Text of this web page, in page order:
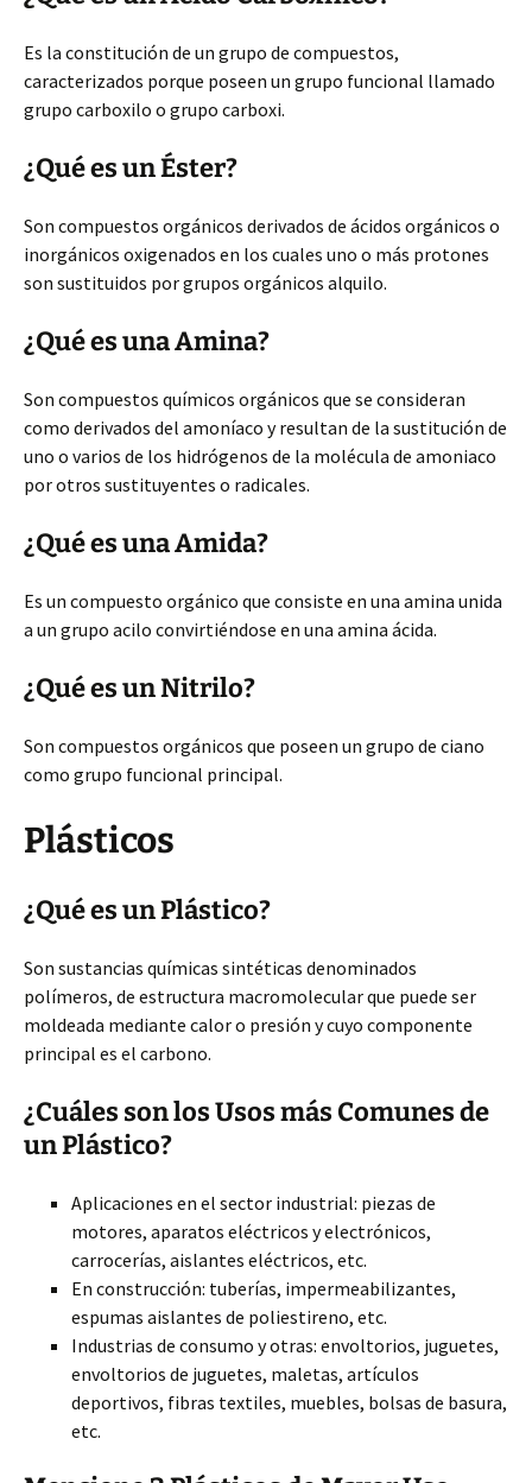
Es la constitución de un grupo de compuestos,
caracterizados porque poseen un grupo funcional llamado
grupo carboxilo o grupo carboxi.
¿Qué es un Éster?
Son compuestos orgánicos derivados de ácidos orgánicos o
inorgánicos oxigenados en los cuales uno o más protones
son sustituidos por grupos orgánicos alquilo.
¿Qué es una Amina?
Son compuestos químicos orgánicos que se consideran
como derivados del amoníaco y resultan de la sustitución de
uno o varios de los hidrógenos de la molécula de amoniaco
por otros sustituyentes o radicales.
¿Qué es una Amida?
Es un compuesto orgánico que consiste en una amina unida
a un grupo acilo convirtiéndose en una amina ácida.
¿Qué es un Nitrilo?
Son compuestos orgánicos que poseen un grupo de ciano
como grupo funcional principal.
Plásticos
¿Qué es un Plástico?
Son sustancias químicas sintéticas denominados
polímeros, de estructura macromolecular que puede ser
moldeada mediante calor o presión y cuyo componente
principal es el carbono.
¿Cuáles son los Usos más Comunes de
un Plástico?
Aplicaciones en el sector industrial: piezas de
motores, aparatos eléctricos y electrónicos,
carrocerías, aislantes eléctricos, etc.
En construcción: tuberías, impermeabilizantes,
espumas aislantes de poliestireno, etc.
Industrias de consumo y otras: envoltorios, juguetes,
envoltorios de juguetes, maletas, artículos
deportivos, fibras textiles, muebles, bolsas de basura,
etc.